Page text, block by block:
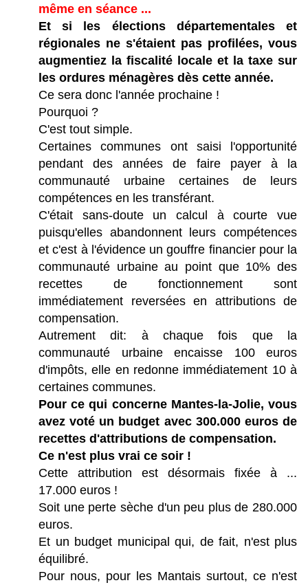
même en séance ...
Et si les élections départementales et
régionales ne s'étaient pas profilées, vous
augmentiez la fiscalité locale et la taxe sur
les ordures ménagères dès cette année.
Ce sera donc l'année prochaine !
Pourquoi ?
C'est tout simple.
Certaines communes ont saisi l'opportunité
pendant des années de faire payer à la
communauté urbaine certaines de leurs
compétences en les transférant.
C'était sans-doute un calcul à courte vue
puisqu'elles abandonnent leurs compétences
et c'est à l'évidence un gouffre financier pour la
communauté urbaine au point que 10% des
recettes de fonctionnement sont
immédiatement reversées en attributions de
compensation.
Autrement dit: à chaque fois que la
communauté urbaine encaisse 100 euros
d'impôts, elle en redonne immédiatement 10 à
certaines communes.
Pour ce qui concerne Mantes-la-Jolie, vous
avez voté un budget avec 300.000 euros de
recettes d'attributions de compensation.
Ce n'est plus vrai ce soir !
Cette attribution est désormais fixée à ...
17.000 euros !
Soit une perte sèche d'un peu plus de 280.000
euros.
Et un budget municipal qui, de fait, n'est plus
équilibré.
Pour nous, pour les Mantais surtout, ce n'est